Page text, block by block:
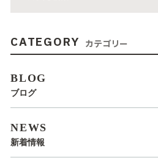
CATEGORY カテゴリー
BLOG
ブログ
NEWS
新着情報